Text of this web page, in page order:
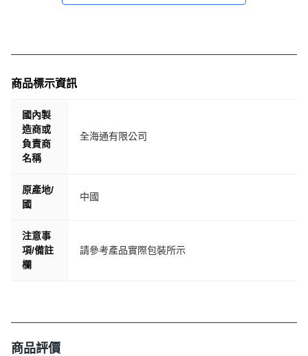
商品標示資訊
國內製
造商或
負責商
名稱
全海通有限公司
原產地/
國
中國
注意事
項/備註
欄
請參考產品實際包裝所示
商品評價